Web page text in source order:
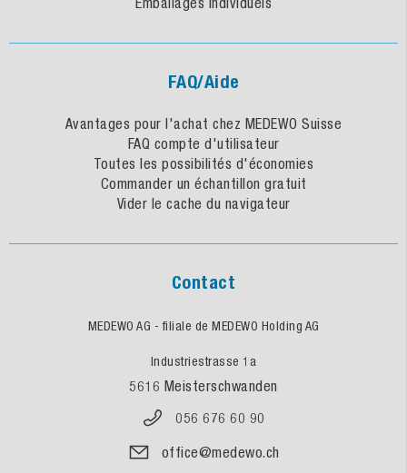
FAQ/Aide
Avantages pour l'achat chez MEDEWO Suisse
FAQ compte d'utilisateur
Toutes les possibilités d'économies
Commander un échantillon gratuit
Vider le cache du navigateur
Contact
MEDEWO AG - filiale de MEDEWO Holding AG
Industriestrasse 1a
5616 Meisterschwanden
056 676 60 90
office@medewo.ch